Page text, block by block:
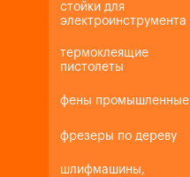
стойки для
электроинструмента
термоклеящие
пистолеты
фены промышленные
фрезеры по дереву
шлифмашины,